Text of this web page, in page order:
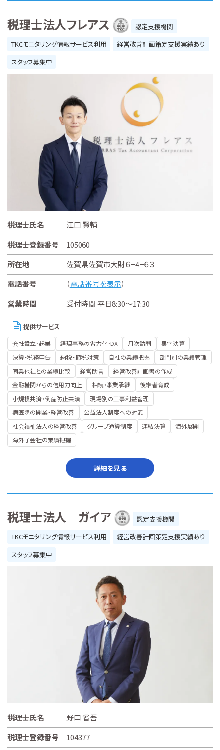
税理士法人フレアス
認定支援機関
TKCモニタリング情報サービス利用
経営改善計画策定支援実績あり
スタッフ募集中
税理士氏名
江口 賢輔
税理士登録番号
105060
所在地
佐賀県佐賀市大財６−４−６３
電話番号
（電話番号を表示）
営業時間
受付時間 平日8:30～17:30
提供サービス
会社設立・起業 経理事務の省力化・DX 月次訪問
黒字決算
決算・税務申告
納税・節税対策 自社の業績把握
部門別の業績管理
同業他社との業績比較
経営助言
経営改善計画書の作成
金融機関からの信用力向上
相続・事業承継
後継者育成
小規模共済・倒産防止共済
現場別の工事利益管理
病医院の開業・経営改善
公益法人制度への対応
社会福祉法人の経営改善
グループ通算制度 連結決算
海外展開
海外子会社の業績把握
詳細を見る
税理士法人 ガイア
認定支援機関
TKCモニタリング情報サービス利用
経営改善計画策定支援実績あり
スタッフ募集中
税理士氏名
野口 省吾
税理士登録番号
104377